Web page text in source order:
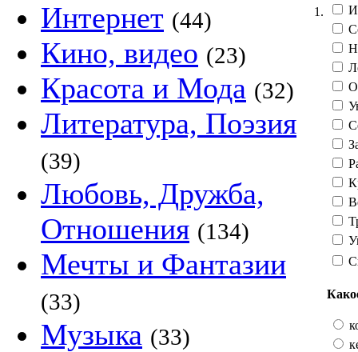
Интернет (44)
Кино, видео (23)
Красота и Мода (32)
Литература, Поэзия
(39)
Любовь, Дружба,
Отношения (134)
Мечты и Фантазии
(33)
Музыка (33)
1.